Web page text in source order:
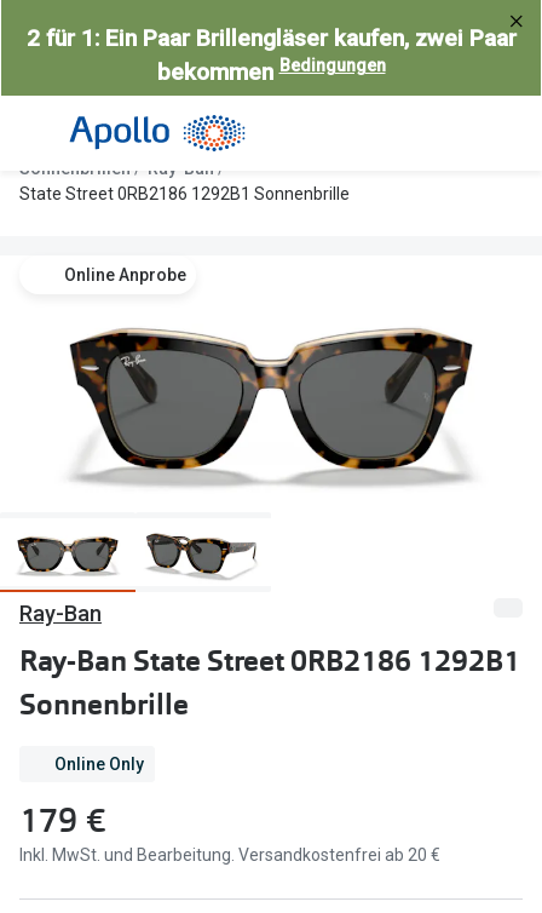
zum2 für 1: Ein Paar Brillengläser kaufen, zwei Paar
bekommen Bedingungen
Alle Brillen
Damen
Herren
Gleitsicht
AI Glasses
Selbsttönende Brillen
Lesebrillen
Weitere Kategorien
Brillen Sale
Marken
Ray-Ban
DbyD
Prada
Seen
Miu Miu
alle Marken
Gleitsicht
Ray-Ban
Sonnenbrillen
Ray-Ban
State Street 0RB2186 1292B1 Sonnenbrille
Online Anprobe
Ray-Ban
Ray-Ban State Street 0RB2186 1292B1
Sonnenbrille
Online Only
179 €
Inkl. MwSt. und Bearbeitung. Versandkostenfrei ab 20 €